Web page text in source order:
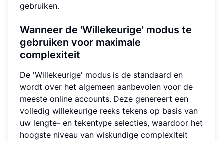
gebruiken.
Wanneer de 'Willekeurige' modus te
gebruiken voor maximale
complexiteit
De 'Willekeurige' modus is de standaard en
wordt over het algemeen aanbevolen voor de
meeste online accounts. Deze genereert een
volledig willekeurige reeks tekens op basis van
uw lengte- en tekentype selecties, waardoor het
hoogste niveau van wiskundige complexiteit